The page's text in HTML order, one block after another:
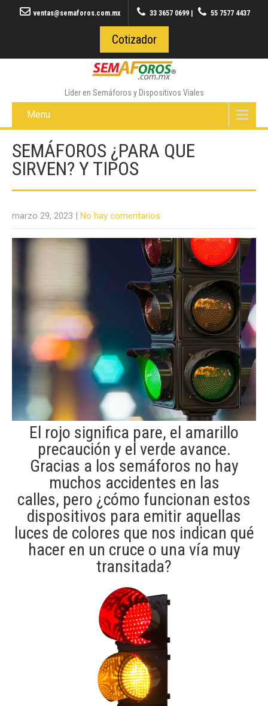
ventas@semaforos.com.mx 33 3657 0699 55 7577 4437
Cotizador
Líder en Semáforos y Dispositivos Viales
Menu
SEMÁFOROS ¿PARA QUE
SIRVEN? Y TIPOS
marzo 29, 2023 | No hay comentarios
​​​El rojo significa pare, el amarillo
precaución y el verde avance.
Gracias a los semáforos no hay
muchos accidentes en las
calles, pero ¿cómo funcionan estos
dispositivos​ para emitir aquellas
luces de colores que nos indican qué
hacer en un cruce o una vía muy
transitada?​​